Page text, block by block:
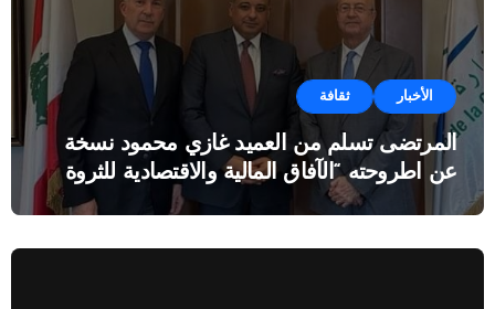
الأخبار ثقافة
المرتضى تسلم من العميد غازي محمود نسخة
عن اطروحته “الآفاق المالية والاقتصادية للثروة